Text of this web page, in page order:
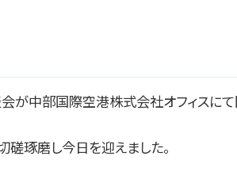
会が中部国際空港株式会社オフィスに
琢磨し今日を迎えました。